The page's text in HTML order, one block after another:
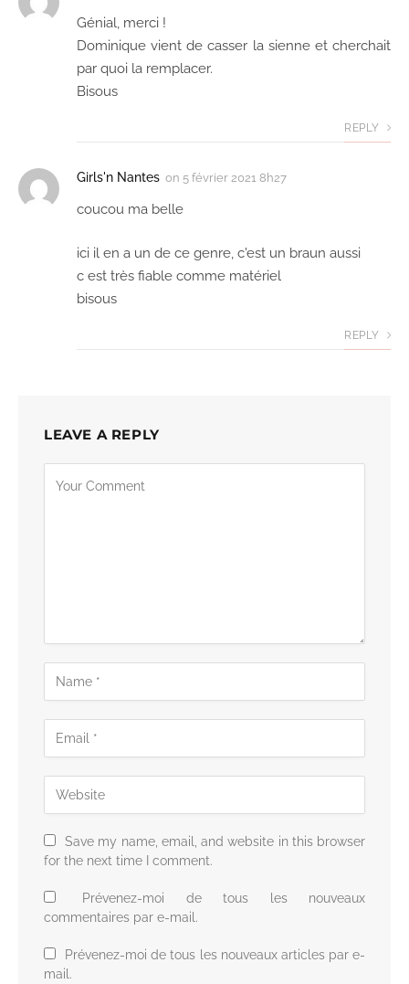
Génial, merci !
Dominique vient de casser la sienne et cherchait
par quoi la remplacer.
Bisous
REPLY
Girls'n Nantes on 5 février 2021 8h27
coucou ma belle
ici il en a un de ce genre, c'est un braun aussi
c est très fiable comme matériel
bisous
REPLY
LEAVE A REPLY
Save my name, email, and website in this browser
for the next time I comment.
Prévenez-moi de tous les nouveaux
commentaires par e-mail.
Prévenez-moi de tous les nouveaux articles par e-
mail.